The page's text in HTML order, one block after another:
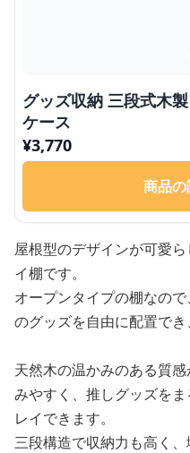
グッズ収納 三段式木
ケース
¥3,770
商品
屋根型のデザインが可愛
イ棚です。
オープンタイプの棚なの
のグッズを自由に配置でき
天然木の温かみのある質
みやすく、推しグッズを
レイできます。
三段構造で収納力も高く